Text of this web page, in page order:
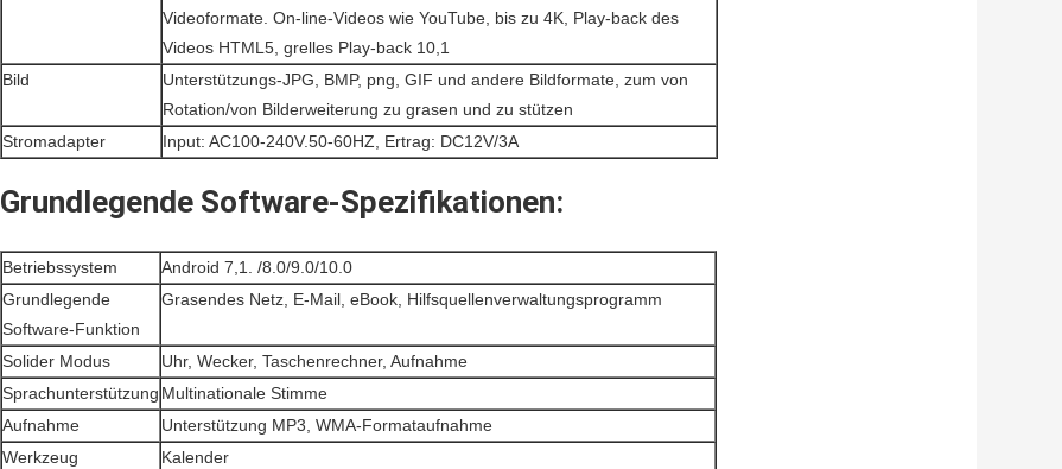
Videoformate. On-line-Videos wie YouTube, bis zu 4K, Play-back des
Videos HTML5, grelles Play-back 10,1
Bild
Unterstützungs-JPG, BMP, png, GIF und andere Bildformate, zum von
Rotation/von Bilderweiterung zu grasen und zu stützen
Stromadapter
Input: AC100-240V.50-60HZ, Ertrag: DC12V/3A
Grundlegende Software-Spezifikationen:
Betriebssystem
Android 7,1. /8.0/9.0/10.0
Grundlegende
Software-Funktion
Grasendes Netz, E-Mail, eBook, Hilfsquellenverwaltungsprogramm
Solider Modus
Uhr, Wecker, Taschenrechner, Aufnahme
Sprachunterstützung Multinationale Stimme
Aufnahme
Unterstützung MP3, WMA-Formataufnahme
Werkzeug
Kalender